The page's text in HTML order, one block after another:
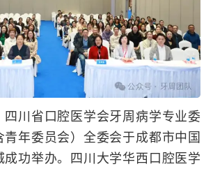
四川省口腔医学会牙周病学专业委
青年委员会）全委会于成都市中国
成功举办。四川大学华西口腔医学